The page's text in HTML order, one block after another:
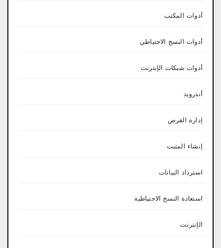
أدوات المكتب
أدوات النسخ الاحتياطي
أدوات شبكات الإنترنت
أندرويد
إدارة القرص
إنشاء المثبت
استرداد البيانات
استعادة النسخ الاحتياطية
الإنترنت